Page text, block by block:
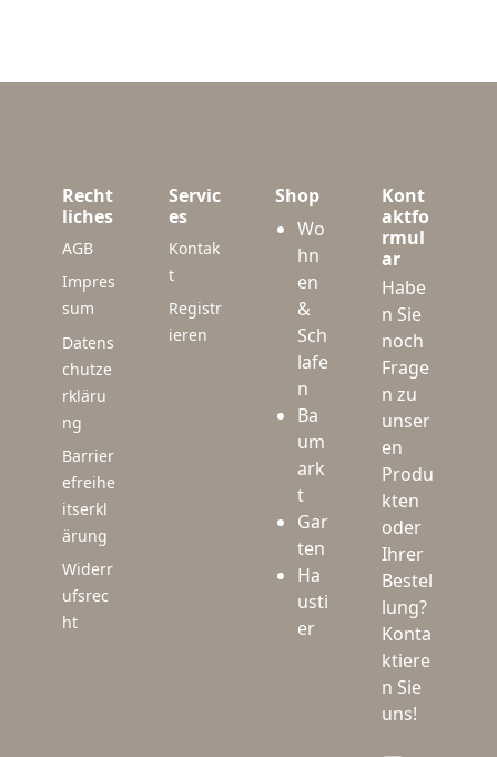
Recht
liches
AGB
Impres
sum
Datens
chutze
rkläru
ng
Barrier
efreihe
itserkl
ärung
Widerr
ufsrec
ht
Servic
es
Kontak
t
Registr
ieren
Shop
Wo
hn
en
&
Sch
lafe
n
Ba
um
ark
t
Gar
ten
Ha
usti
er
Kont
aktfo
rmul
ar
Habe
n Sie
noch
Frage
n zu
unser
en
Produ
kten
oder
Ihrer
Bestel
lung?
Konta
ktiere
n Sie
uns!